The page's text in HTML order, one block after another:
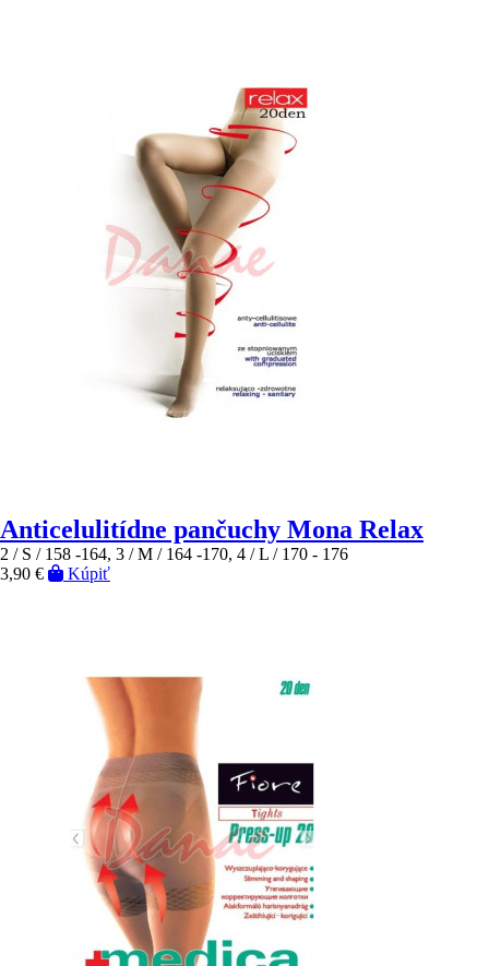
Anticelulitídne pančuchy Mona Relax
2 / S / 158 -164, 3 / M / 164 -170, 4 / L / 170 - 176
3,90 €
Kúpiť